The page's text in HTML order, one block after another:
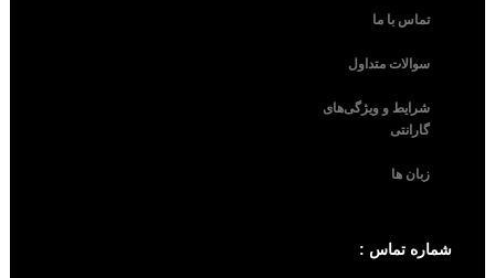
تماس با ما
سوالات متداول
شرایط و ویژگی‌های
گارانتی
زبان ها
شماره تماس :